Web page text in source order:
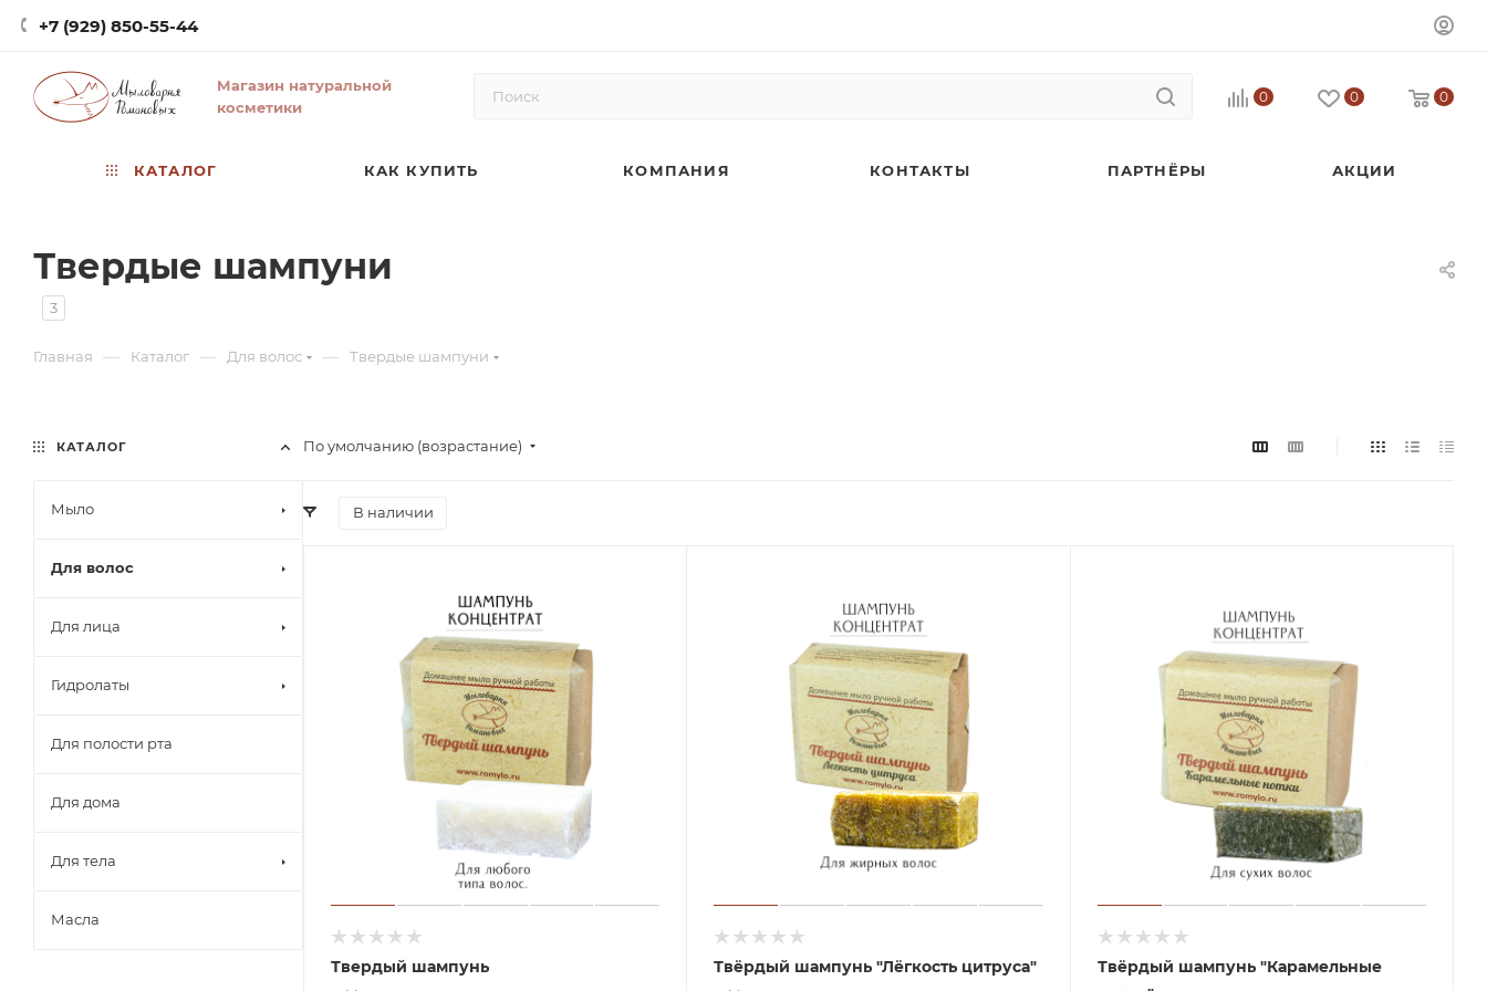
+7 (929) 850-55-44
Магазин натуральной
косметики
0 0 0
КАТАЛОГ КАК КУПИТЬ КОМПАНИЯ КОНТАКТЫ ПАРТНЁРЫ АКЦИИ
Твердые шампуни
3
Главная — Каталог — Для волос — Твердые шампуни
По умолчанию (возрастание)
В наличии
Твердый шампунь Твёрдый шампунь "Лёгкость цитруса"
Твёрдый шампунь "Карамельные
КАТАЛОГ
Мыло
Для волос
Для лица
Гидролаты
Для полости рта
Для дома
Для тела
Масла